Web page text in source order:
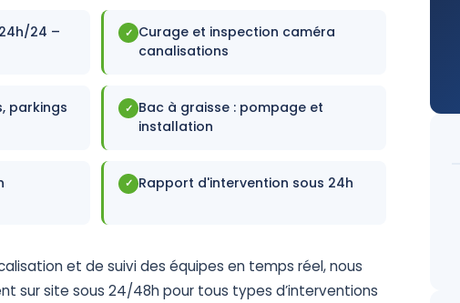
24 –
✓ Curage et inspection caméra
canalisations
parkings ✓ Bac à graisse : pompage et
installation
✓ Rapport d'intervention sous 24h
et de suivi des équipes en temps réel, nous
sur site sous 24/48h pour tous types d’interventions